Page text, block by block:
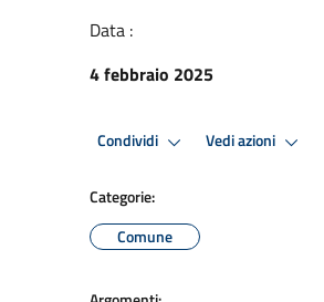
Data :
4 febbraio 2025
Condividi Vedi azioni
Categorie:
Comune